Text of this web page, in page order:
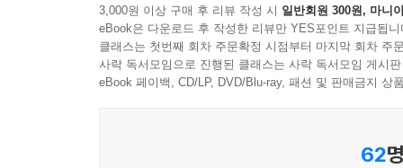
다이어트 호르몬 ‘렙틴’의 분비를 돕는 오메가-3
5. 다이어트 성공은 장내 환경이 결정한다!
현미는 수용성 식이섬유가 많은 해조류와 함께 먹
“다이어트를 위한 운동을 없다! 다이어트는 식사가
지은이는 운동전문가임에도 불구하고 다이어트
식생활을 외면한 채 무턱대고 운동으로 살을 빼려
“그렇게 운동을 열심히 했는데 도대체 살은 왜 안
통해 체지방을 소비하는 방법을 선호하는 사람들
3,000원 이상 구매 후 리뷰 작성 시 일반회원 300원, 마니
eBook은 다운로드 후 작성한 리뷰만 YES포인트 지급됩니
클래스는 첫번째 회차 주문확정 시점부터 마지막 회차 주
사락 독서모임으로 진행된 클래스는 사락 독서모임 게시
eBook 페이백, CD/LP, DVD/Blu-ray, 패션 및 판매금지 상
62